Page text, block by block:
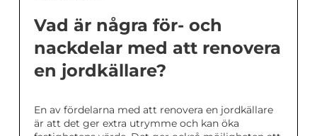
Vad är några för- och
nackdelar med att renovera
en jordkällare?
En av fördelarna med att renovera en jordkällare
är att det ger extra utrymme och kan öka